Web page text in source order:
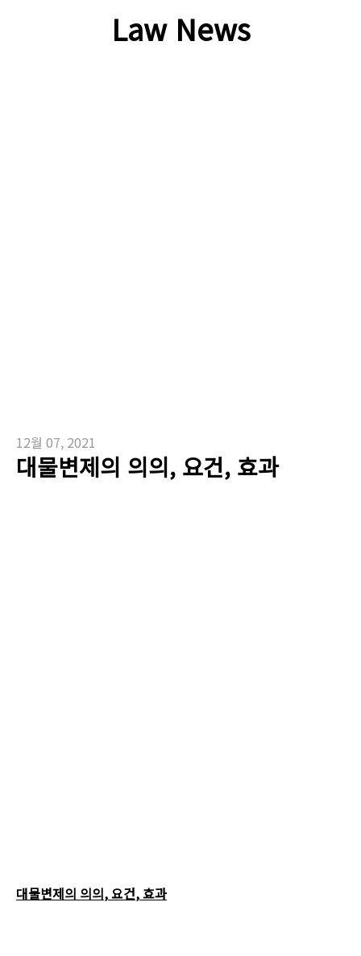
Law News
12월 07, 2021
대물변제의 의의, 요건, 효과
대물변제의 의의,요건,효과